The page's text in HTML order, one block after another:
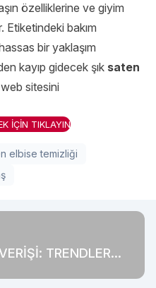
özelliklerine ve giyim
Etiketindeki bakım
bir yaklaşım
kayıp gidecek şık saten
web sitesini
İÇİN TIKLAYIN
elbise temizliği
TRENDLER